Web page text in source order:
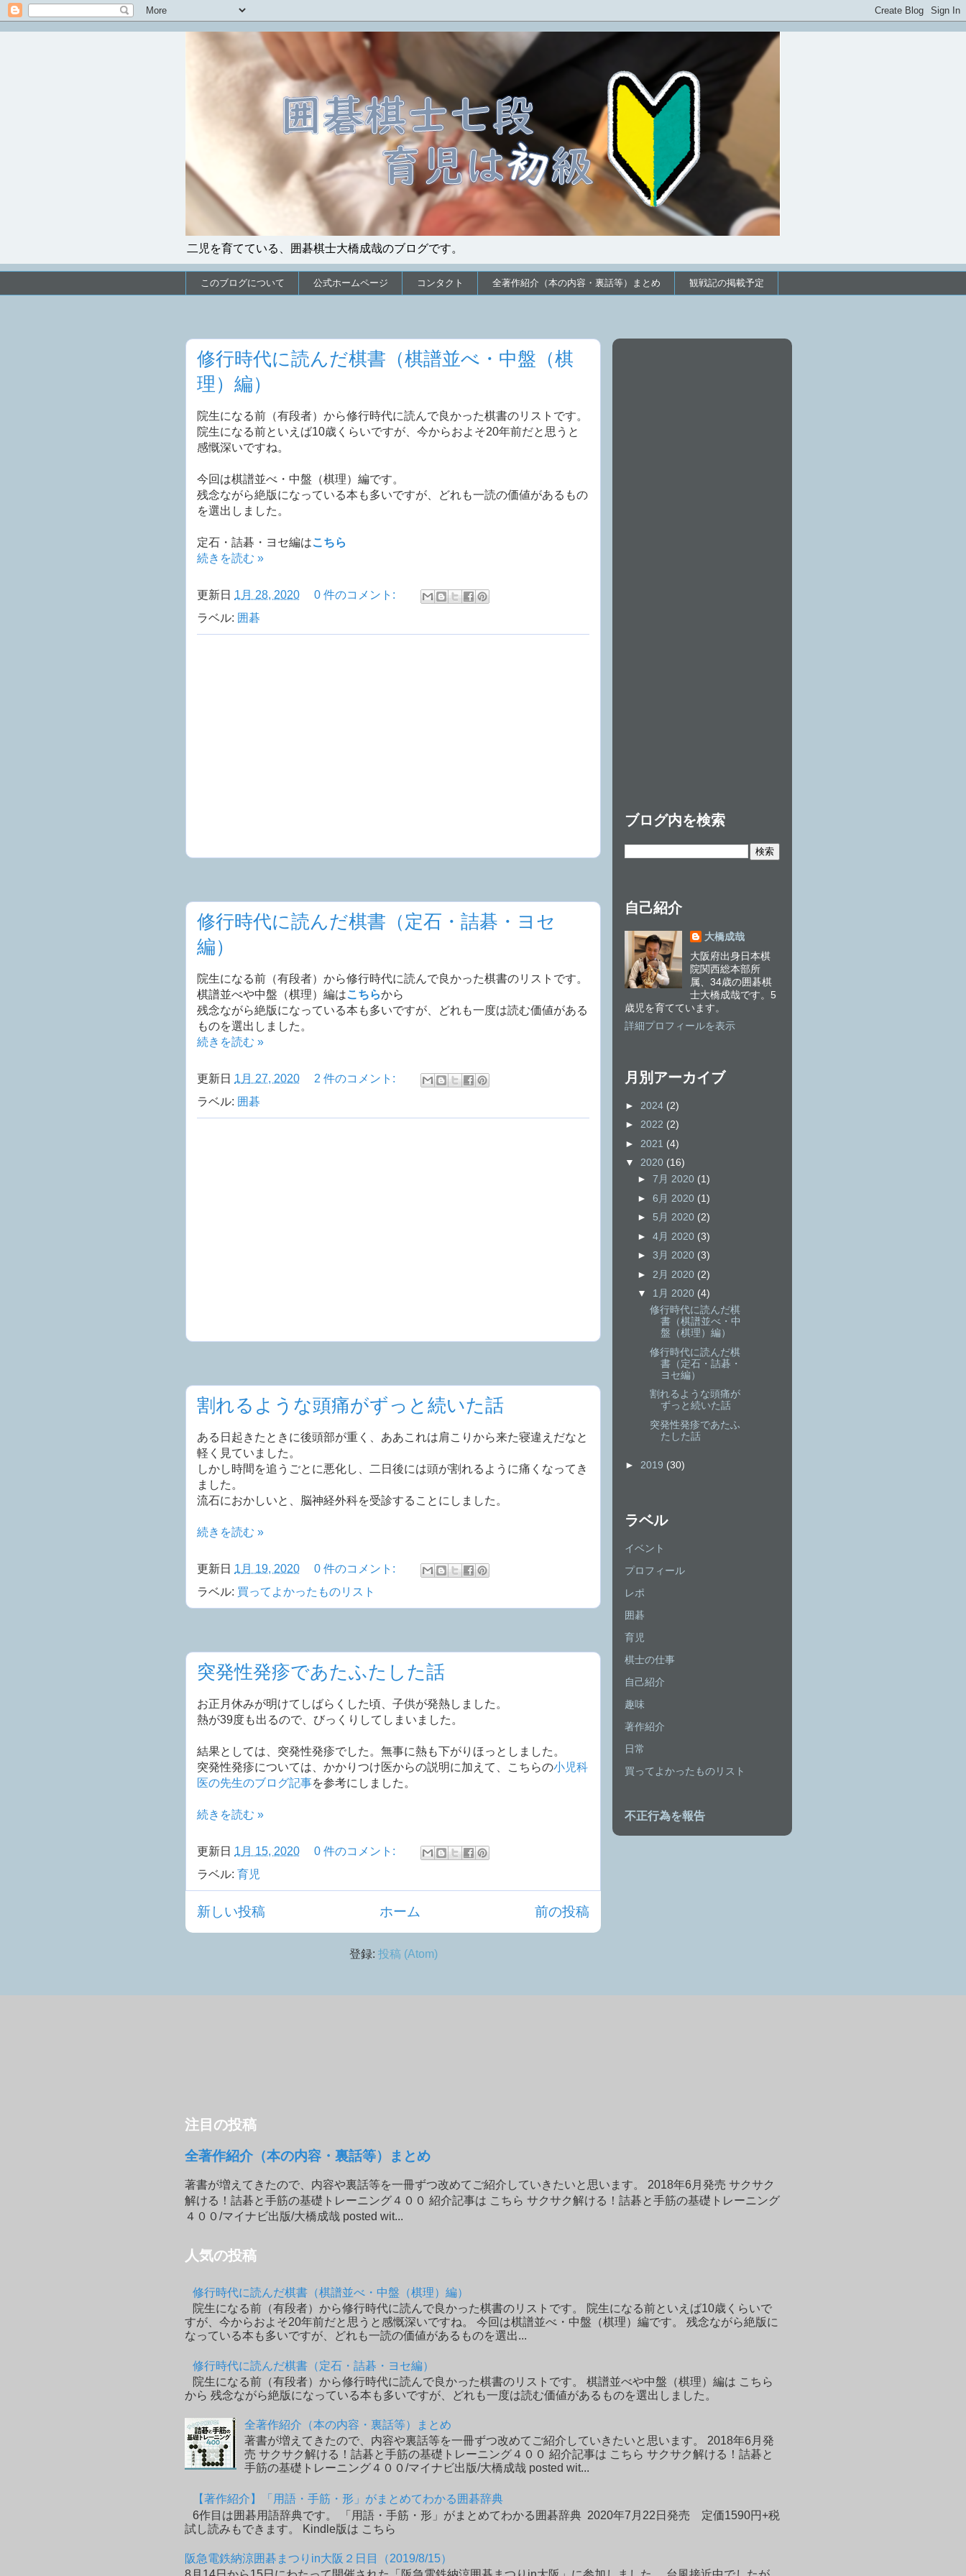
二児を育てている、囲碁棋士大橋成哉のブログです。
このブログについて 公式ホームページ コンタクト 全著作紹介（本の内容・裏話等）まとめ 観戦記の掲載予定
修行時代に読んだ棋書（棋譜並べ・中盤（棋
理）編）
院生になる前（有段者）から修行時代に読んで良かった棋書のリストです。
院生になる前といえば10歳くらいですが、今からおよそ20年前だと思うと
感慨深いですね。
今回は棋譜並べ・中盤（棋理）編です。
残念ながら絶版になっている本も多いですが、どれも一読の価値があるもの
を選出しました。
定石・詰碁・ヨセ編はこちら
続きを読む »
更新日 1月 28, 2020
0 件のコメント:
ラベル: 囲碁
修行時代に読んだ棋書（定石・詰碁・ヨセ
編）
院生になる前（有段者）から修行時代に読んで良かった棋書のリストです。
棋譜並べや中盤（棋理）編はこちらから
残念ながら絶版になっている本も多いですが、どれも一度は読む価値がある
ものを選出しました。
続きを読む »
更新日 1月 27, 2020
2 件のコメント:
ラベル: 囲碁
割れるような頭痛がずっと続いた話
ある日起きたときに後頭部が重く、ああこれは肩こりから来た寝違えだなと
軽く見ていました。
しかし時間を追うごとに悪化し、二日後には頭が割れるように痛くなってき
ました。
流石におかしいと、脳神経外科を受診することにしました。
続きを読む »
更新日 1月 19, 2020
0 件のコメント:
ラベル: 買ってよかったものリスト
突発性発疹であたふたした話
お正月休みが明けてしばらくした頃、子供が発熱しました。
熱が39度も出るので、びっくりしてしまいました。
結果としては、突発性発疹でした。無事に熱も下がりほっとしました。
突発性発疹については、かかりつけ医からの説明に加えて、こちらの小児科
医の先生のブログ記事を参考にしました。
続きを読む »
更新日 1月 15, 2020
0 件のコメント:
ラベル: 育児
新しい投稿 前の投稿
ホーム
登録: 投稿 (Atom)
ブログ内を検索
自己紹介
大橋成哉
大阪府出身日本棋
院関西総本部所
属、34歳の囲碁棋
士大橋成哉です。5
歳児を育てています。
詳細プロフィールを表示
月別アーカイブ
► 2024 (2)
► 2022 (2)
► 2021 (4)
▼ 2020 (16)
► 7月 2020 (1)
► 6月 2020 (1)
► 5月 2020 (2)
► 4月 2020 (3)
► 3月 2020 (3)
► 2月 2020 (2)
▼ 1月 2020 (4)
修行時代に読んだ棋
書（棋譜並べ・中
盤（棋理）編）
修行時代に読んだ棋
書（定石・詰碁・
ヨセ編）
割れるような頭痛が
ずっと続いた話
突発性発疹であたふ
たした話
► 2019 (30)
ラベル
イベント
プロフィール
レポ
囲碁
育児
棋士の仕事
自己紹介
趣味
著作紹介
日常
買ってよかったものリスト
不正行為を報告
注目の投稿
全著作紹介（本の内容・裏話等）まとめ
著書が増えてきたので、内容や裏話等を一冊ずつ改めてご紹介していきたいと思います。 2018年6月発売 サクサク
解ける！詰碁と手筋の基礎トレーニング４００ 紹介記事は こちら サクサク解ける！詰碁と手筋の基礎トレーニング
４００/マイナビ出版/大橋成哉 posted wit...
人気の投稿
修行時代に読んだ棋書（棋譜並べ・中盤（棋理）編）
院生になる前（有段者）から修行時代に読んで良かった棋書のリストです。 院生になる前といえば10歳くらいで
すが、今からおよそ20年前だと思うと感慨深いですね。 今回は棋譜並べ・中盤（棋理）編です。 残念ながら絶版に
なっている本も多いですが、どれも一読の価値があるものを選出...
修行時代に読んだ棋書（定石・詰碁・ヨセ編）
院生になる前（有段者）から修行時代に読んで良かった棋書のリストです。 棋譜並べや中盤（棋理）編は こちら
から 残念ながら絶版になっている本も多いですが、どれも一度は読む価値があるものを選出しました。
全著作紹介（本の内容・裏話等）まとめ
著書が増えてきたので、内容や裏話等を一冊ずつ改めてご紹介していきたいと思います。 2018年6月発
売 サクサク解ける！詰碁と手筋の基礎トレーニング４００ 紹介記事は こちら サクサク解ける！詰碁と
手筋の基礎トレーニング４００/マイナビ出版/大橋成哉 posted wit...
【著作紹介】「用語・手筋・形」がまとめてわかる囲碁辞典
6作目は囲碁用語辞典です。 「用語・手筋・形」がまとめてわかる囲碁辞典 2020年7月22日発売 定価1590円+税
試し読みもできます。 Kindle版は こちら
阪急電鉄納涼囲碁まつりin大阪２日目（2019/8/15）